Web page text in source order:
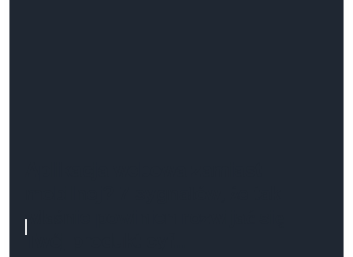
właśnie powinien rozwijać się
Twój produkt cyf...